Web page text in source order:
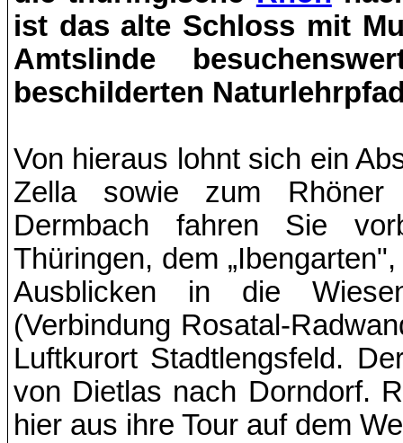
ist das alte Schloss mit
Amtslinde
beschilderten
Von hieraus lohnt sich ein
Zella sowie zum Rhöner
Dermbach fahren Sie
Thüringen, dem
Ausblicken in die
(Verbindung Rosatal-
Luftkurort Stadtlengsfeld.
von Dietlas nach Dorndorf.
hier aus ihre Tour auf dem